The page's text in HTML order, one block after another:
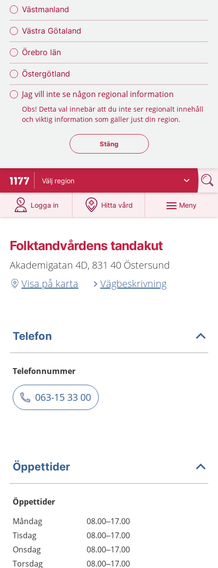
Västmanland
Västra Götaland
Örebro län
Östergötland
Jag vill inte se någon regional information
Obs! Detta val innebär att du inte ser regionalt innehåll
och viktig information som gäller just din region.
Stäng regionsväljaren
Stäng
Till startsidan för 1177
Välj region
Logga in
på 1177.se
Hitta vård
på 1177.se
Meny
Folktandvårdens tandakut
Akademigatan 4D, 831 40 Östersund
Visa på karta
Vägbeskrivning
Telefon
Telefonnummer
063-15 33 00
Öppettider
Öppettider
Dag
Öppettider
Kommentarer
Måndag
08.00–17.00
Tisdag
08.00–17.00
Onsdag
08.00–17.00
Torsdag
08.00–17.00